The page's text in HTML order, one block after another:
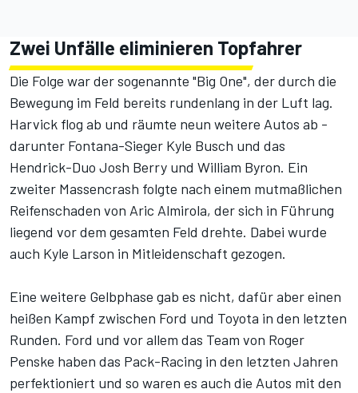
Zwei Unfälle eliminieren Topfahrer
Die Folge war der sogenannte "Big One", der durch die
Bewegung im Feld bereits rundenlang in der Luft lag.
Harvick flog ab und räumte neun weitere Autos ab -
darunter Fontana-Sieger Kyle Busch und das
Hendrick-Duo Josh Berry und William Byron. Ein
zweiter Massencrash folgte nach einem mutmaßlichen
Reifenschaden von Aric Almirola, der sich in Führung
liegend vor dem gesamten Feld drehte. Dabei wurde
auch Kyle Larson in Mitleidenschaft gezogen.
Eine weitere Gelbphase gab es nicht, dafür aber einen
heißen Kampf zwischen Ford und Toyota in den letzten
Runden. Ford und vor allem das Team von Roger
Penske haben das Pack-Racing in den letzten Jahren
perfektioniert und so waren es auch die Autos mit den